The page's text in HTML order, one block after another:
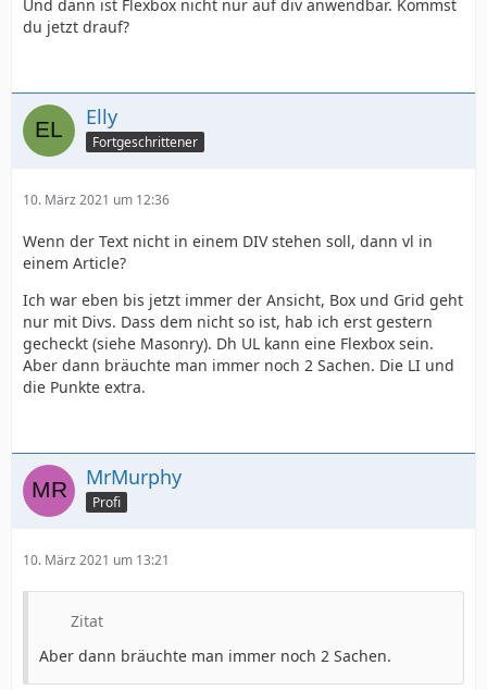
Und dann ist Flexbox nicht nur auf div anwendbar. Kommst
du jetzt drauf?
Elly
Fortgeschrittener
10. März 2021 um 12:36
Wenn der Text nicht in einem DIV stehen soll, dann vl in
einem Article?
Ich war eben bis jetzt immer der Ansicht, Box und Grid geht
nur mit Divs. Dass dem nicht so ist, hab ich erst gestern
gecheckt (siehe Masonry). Dh UL kann eine Flexbox sein.
Aber dann bräuchte man immer noch 2 Sachen. Die LI und
die Punkte extra.
MrMurphy
Profi
10. März 2021 um 13:21
Zitat
Aber dann bräuchte man immer noch 2 Sachen.